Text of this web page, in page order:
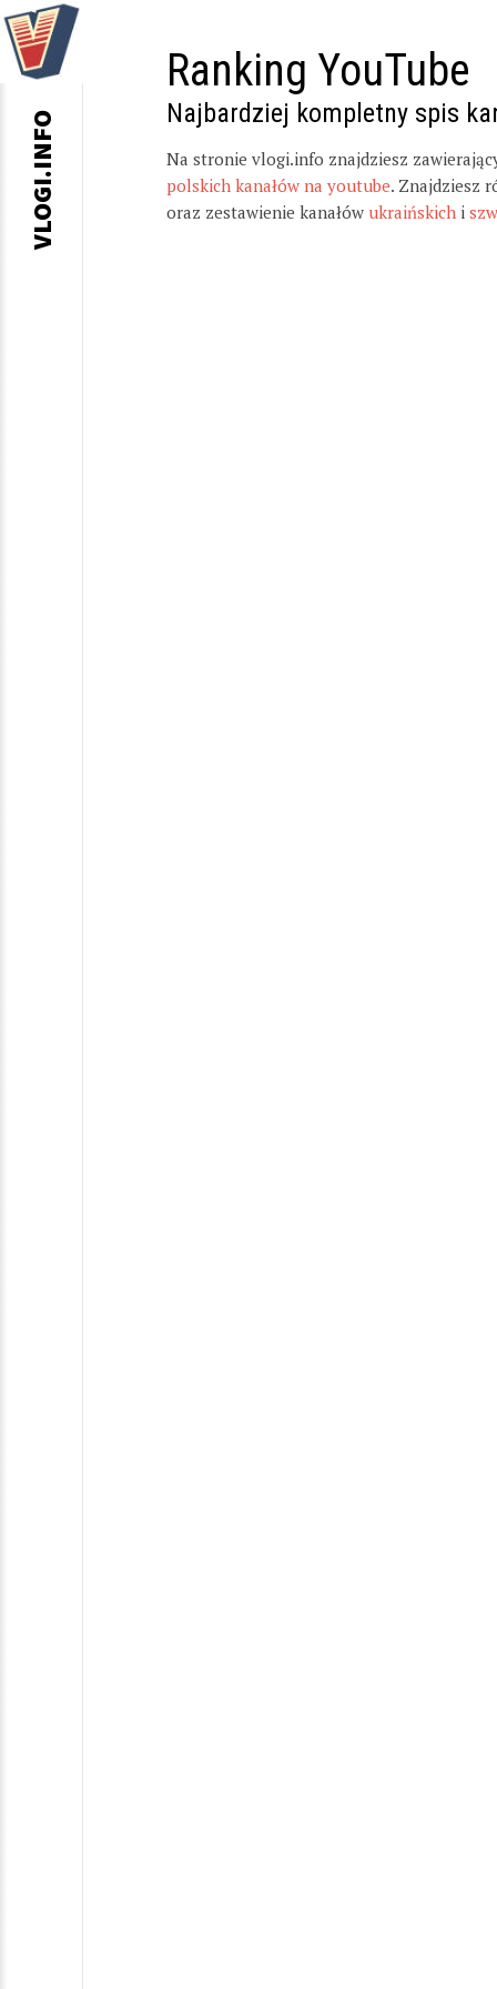
Ranking YouTube
Najbardziej kompletny spis
Na stronie vlogi.info znajdziesz
polskich kanałów na youtube. Znajdziesz
oraz zestawienie kanałów ukraińskich i
VLOGI.INFO